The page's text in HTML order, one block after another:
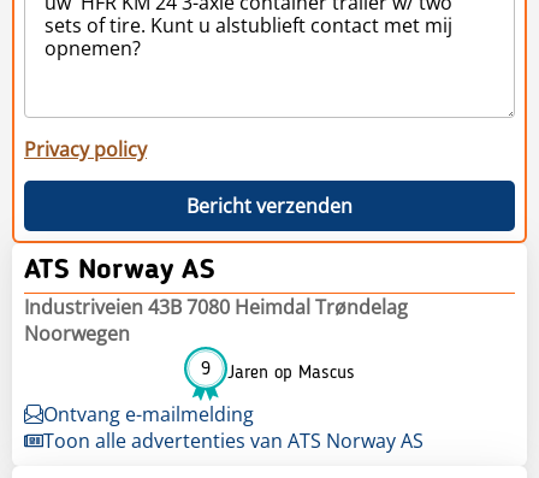
Privacy policy
Bericht verzenden
ATS Norway AS
Industriveien 43B 7080 Heimdal Trøndelag
Noorwegen
9 Jaren op Mascus
Ontvang e-mailmelding
Toon alle advertenties van ATS Norway AS